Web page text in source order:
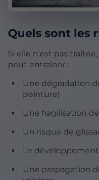
Quels sont les
Si elle n’est pas
peut entraîner :
Une dégradation
peinture)
Une fragilisation
Un risque de
Le
Une propagation